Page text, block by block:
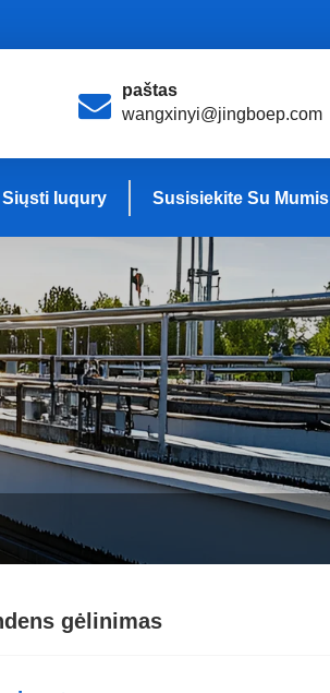
paštas
wangxinyi@jingboep.com
Siųsti Iuqury Susisiekite Su Mumis
gėlinimas